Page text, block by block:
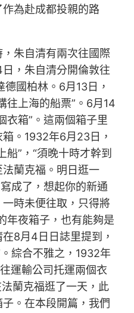
為赴成都投親的路
朱自清有兩次往國際
，朱自清分開倫敦往
國柏林。6月13日，
往上海的船票”。6月14
衣箱”。這兩個箱子里
。1932年6月23日，
船”，“須晚十時才幹到
蘭克福。明日逛一
成了，想起你的新通
時未便往取，只得將
年夜箱子，也有能夠是
8月4日日誌里提到，
綜合不雅之，1932年
運輸公司托運兩個衣
蘭克福逛了一天，此
。在本段開篇，我們